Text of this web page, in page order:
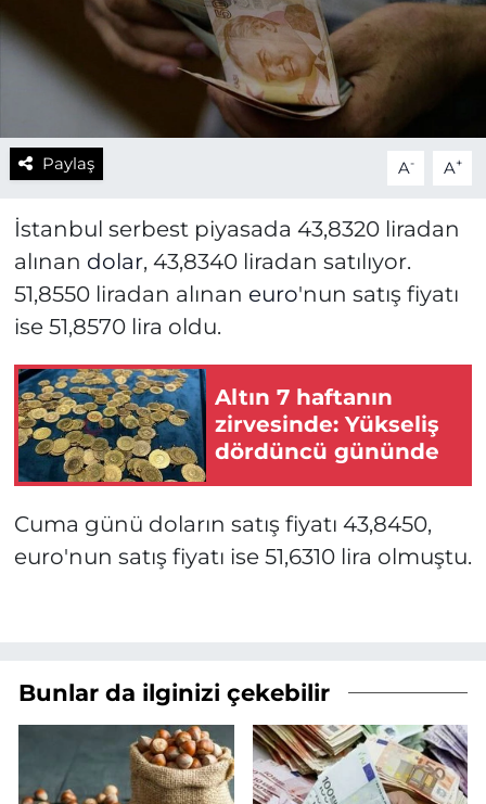
Paylaş A- A+
İstanbul serbest piyasada 43,8320 liradan
alınan dolar, 43,8340 liradan satılıyor.
51,8550 liradan alınan euro'nun satış fiyatı
ise 51,8570 lira oldu.
Altın 7 haftanın
zirvesinde: Yükseliş
dördüncü gününde
Cuma günü doların satış fiyatı 43,8450,
euro'nun satış fiyatı ise 51,6310 lira olmuştu.
Bunlar da ilginizi çekebilir